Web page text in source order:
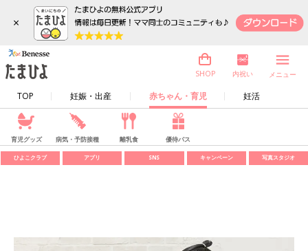
×
TOP 妊娠・出産 赤ちゃん・育児 妊活
SHOP 内祝い メニュー
育児グッズ 病気・予防接種 離乳食 優待パス
ひよこクラブ アプリ SNS キャンペーン 写真スタジオ